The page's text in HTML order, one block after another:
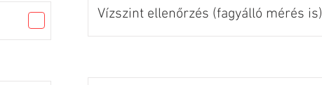
Vízszint ellenőrzés (fagyálló mérés is)